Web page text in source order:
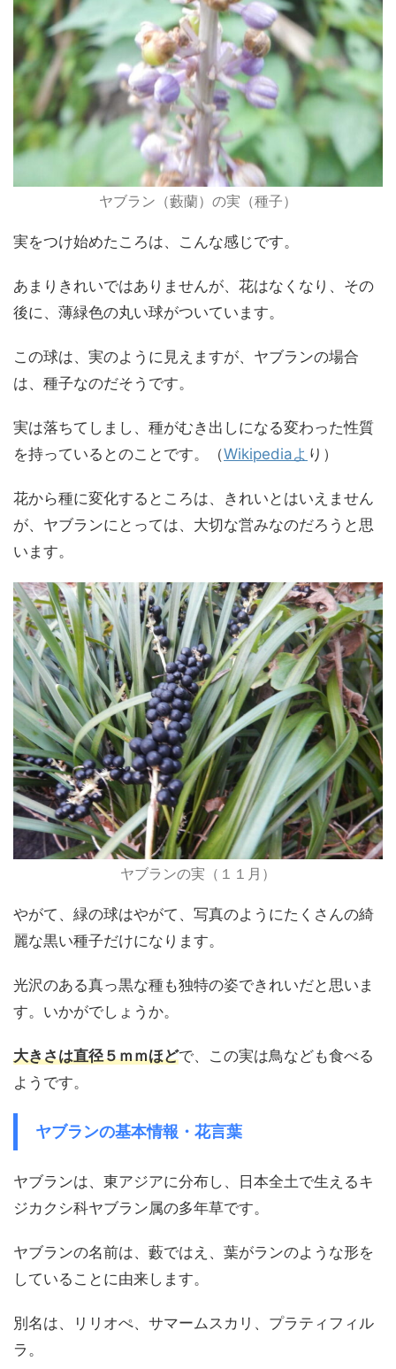
ヤブラン（藪蘭）の実（種子）
実をつけ始めたころは、こんな感じです。
あまりきれいではありませんが、花はなくなり、その
後に、薄緑色の丸い球がついています。
この球は、実のように見えますが、ヤブランの場合
は、種子なのだそうです。
実は落ちてしまし、種がむき出しになる変わった性質
を持っているとのことです。（Wikipediaよ り）
花から種に変化するところは、きれいとはいえません
が、ヤブランにとっては、大切な営みなのだろうと思
います。
ヤブランの実（１１月）
やがて、緑の球はやがて、写真のようにたくさんの綺
麗な黒い種子だけになります。
光沢のある真っ黒な種も独特の姿できれいだと思いま
す。いかがでしょうか。
大きさは直径５ｍｍほどで、この実は鳥なども食べる
ようです。
ヤブランの基本情報・花言葉
ヤブランは、東アジアに分布し、日本全土で生えるキ
ジカクシ科ヤブラン属の多年草です。
ヤブランの名前は、藪ではえ、葉がランのような形を
していることに由来します。
別名は、リリオぺ、サマームスカリ、プラティフィル
ラ。